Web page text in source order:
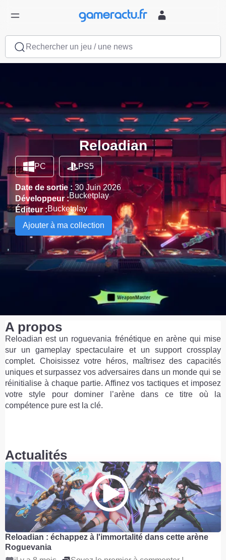
Rechercher un jeu / une news
Reloadian
PC PS5
Date de sortie : 30 Juin 2026
Développeur :Bucketplay
Éditeur :Bucketplay
Ajouter à ma collection
A propos
Reloadian est un roguevania frénétique en arène qui mise
sur un gameplay spectaculaire et un support crossplay
complet. Choisissez votre héros, maîtrisez des capacités
uniques et surpassez vos adversaires dans un monde qui se
réinitialise à chaque partie. Affinez vos tactiques et imposez
votre style pour dominer l’arène dans ce titre où la
compétence pure est la clé.
Actualités
Reloadian : échappez à l'immortalité dans cette arène
Roguevania